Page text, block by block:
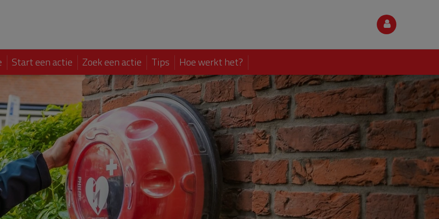
Start een actie Zoek een actie Tips Hoe werkt het?